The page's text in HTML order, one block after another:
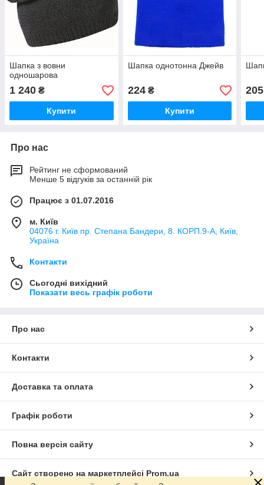
Шапка з вовни
одношарова
1 240 ₴
Купити
Шапка однотонна Джейв
224₴
Купити
205
Про нас
Рейтинг не сформований
Менше 5 відгуків за останній рік
Працює з 01.07.2016
м. Київ
04076 г. Київ пр. Степана Бандери, 8. КОРП.9-А, Київ,
Україна
Контакти
Сьогодні вихідний
Показати весь графік роботи
Про нас
Контакти
Доставка та оплата
Графік роботи
Повна версія сайту
Сайт створено на маркетплейсі Prom.ua